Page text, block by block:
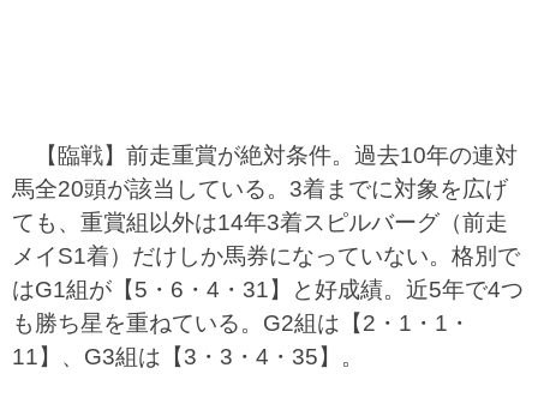
【臨戦】前走重賞が絶対条件。過去10年の連対
馬全20頭が該当している。3着までに対象を広げ
ても、重賞組以外は14年3着スピルバーグ（前走
メイS1着）だけしか馬券になっていない。格別で
はG1組が【5・6・4・31】と好成績。近5年で4つ
も勝ち星を重ねている。G2組は【2・1・1・
11】、G3組は【3・3・4・35】。